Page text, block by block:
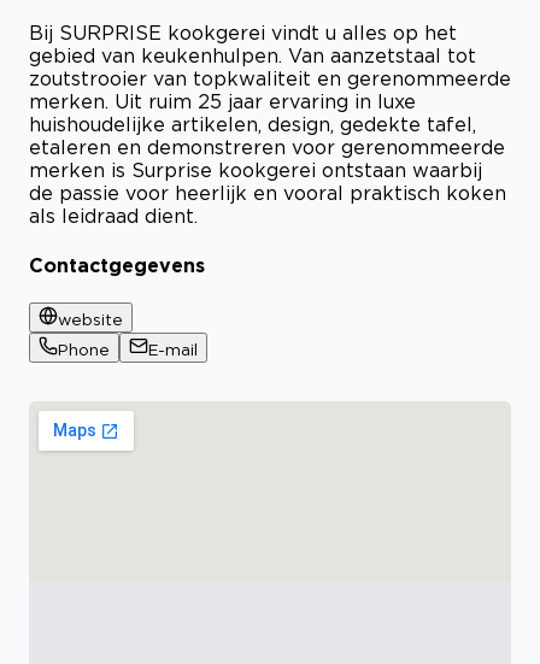
Bij SURPRISE kookgerei vindt u alles op het
gebied van keukenhulpen. Van aanzetstaal tot
zoutstrooier van topkwaliteit en gerenommeerde
merken. Uit ruim 25 jaar ervaring in luxe
huishoudelijke artikelen, design, gedekte tafel,
etaleren en demonstreren voor gerenommeerde
merken is Surprise kookgerei ontstaan waarbij
de passie voor heerlijk en vooral praktisch koken
als leidraad dient.
Contactgegevens
website
Phone
E-mail